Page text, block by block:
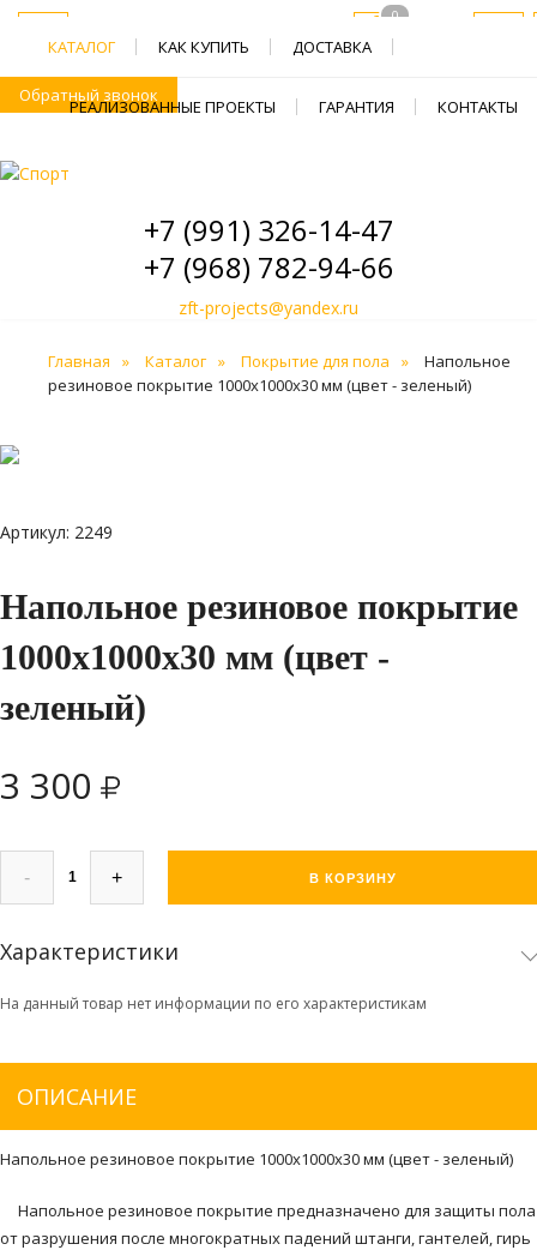
КАТАЛОГ КАК КУПИТЬ ДОСТАВКА
РЕАЛИЗОВАННЫЕ ПРОЕКТЫ ГАРАНТИЯ КОНТАКТЫ
Обратный звонок
+7 (991) 326-14-47
+7 (968) 782-94-66
zft-projects@yandex.ru
0
Главная Каталог Покрытие для пола
Напольное
резиновое покрытие 1000х1000х30 мм (цвет - зеленый)
Артикул: 2249
Напольное резиновое покрытие
1000х1000х30 мм (цвет -
зеленый)
3 300
- + В КОРЗИНУ
Характеристики
На данный товар нет информации по его характеристикам
ОПИСАНИЕ
Напольное резиновое покрытие 1000х1000х30 мм (цвет - зеленый)
Напольное резиновое покрытие предназначено для защиты пола
от разрушения после многократных падений штанги, гантелей, гирь